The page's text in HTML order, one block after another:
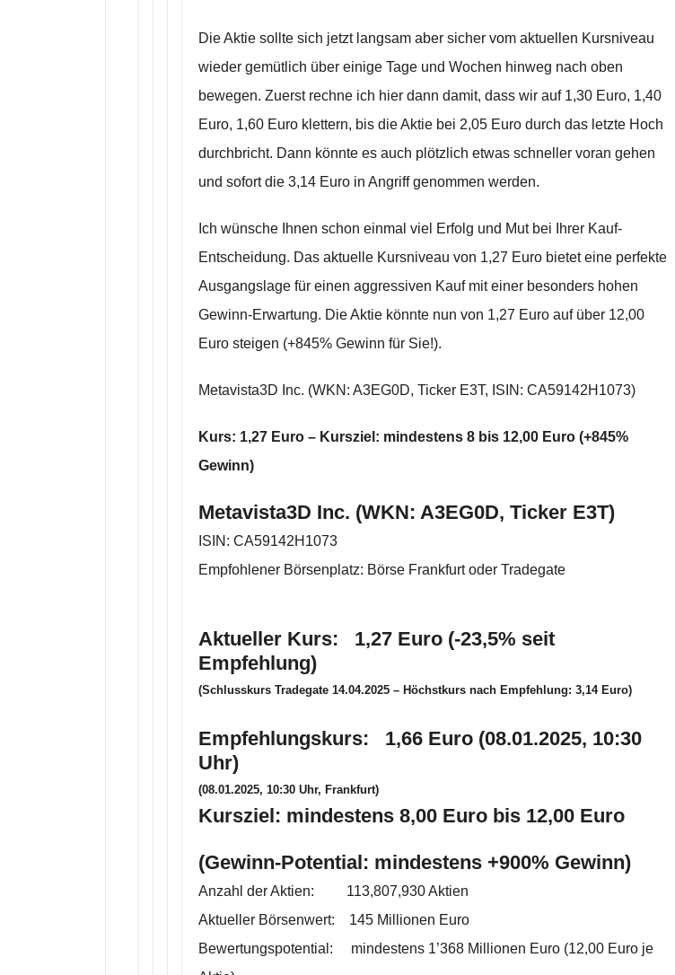
Die Aktie sollte sich jetzt langsam aber sicher vom aktuellen Kursniveau
wieder gemütlich über einige Tage und Wochen hinweg nach oben
bewegen. Zuerst rechne ich hier dann damit, dass wir auf 1,30 Euro, 1,40
Euro, 1,60 Euro klettern, bis die Aktie bei 2,05 Euro durch das letzte Hoch
durchbricht. Dann könnte es auch plötzlich etwas schneller voran gehen
und sofort die 3,14 Euro in Angriff genommen werden.
Ich wünsche Ihnen schon einmal viel Erfolg und Mut bei Ihrer Kauf-
Entscheidung. Das aktuelle Kursniveau von 1,27 Euro bietet eine perfekte
Ausgangslage für einen aggressiven Kauf mit einer besonders hohen
Gewinn-Erwartung. Die Aktie könnte nun von 1,27 Euro auf über 12,00
Euro steigen (+845% Gewinn für Sie!).
Metavista3D Inc. (WKN: A3EG0D, Ticker E3T, ISIN: CA59142H1073)
Kurs: 1,27 Euro – Kursziel: mindestens 8 bis 12,00 Euro (+845%
Gewinn)
Metavista3D Inc. (WKN: A3EG0D, Ticker E3T)
ISIN: CA59142H1073
Empfohlener Börsenplatz: Börse Frankfurt oder Tradegate
Aktueller Kurs: 1,27 Euro (-23,5% seit
Empfehlung)
(Schlusskurs Tradegate 14.04.2025 – Höchstkurs nach Empfehlung: 3,14 Euro)
Empfehlungskurs: 1,66 Euro (08.01.2025, 10:30
Uhr)
(08.01.2025, 10:30 Uhr, Frankfurt)
Kursziel: mindestens 8,00 Euro bis 12,00 Euro
(Gewinn-Potential: mindestens +900% Gewinn)
Anzahl der Aktien: 113,807,930 Aktien
Aktueller Börsenwert: 145 Millionen Euro
Bewertungspotential: mindestens 1’368 Millionen Euro (12,00 Euro je